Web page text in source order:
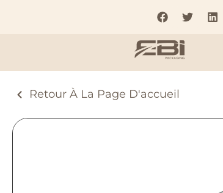
Retour À La Page D'accueil